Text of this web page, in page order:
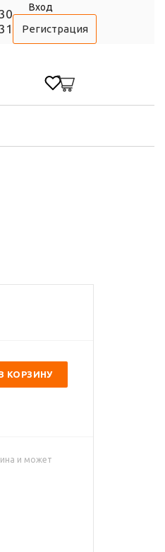
Вход
Регистрация
КОРЗИНУ
и может